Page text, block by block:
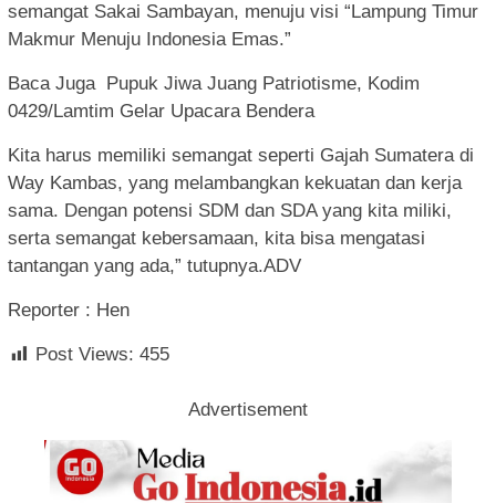
semangat Sakai Sambayan, menuju visi “Lampung Timur
Makmur Menuju Indonesia Emas.”
Baca Juga Pupuk Jiwa Juang Patriotisme, Kodim
0429/Lamtim Gelar Upacara Bendera
Kita harus memiliki semangat seperti Gajah Sumatera di
Way Kambas, yang melambangkan kekuatan dan kerja
sama. Dengan potensi SDM dan SDA yang kita miliki,
serta semangat kebersamaan, kita bisa mengatasi
tantangan yang ada,” tutupnya.ADV
Reporter : Hen
Post Views: 455
Advertisement